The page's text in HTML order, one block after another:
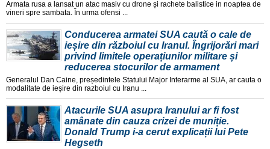
Armata rusa a lansat un atac masiv cu drone și rachete balistice in noaptea de
vineri spre sambata. În urma ofensi ...
Conducerea armatei SUA caută o cale de
ieșire din războiul cu Iranul. Îngrijorări mari
privind limitele operațiunilor militare și
reducerea stocurilor de armament
Generalul Dan Caine, președintele Statului Major Interarme al SUA, ar cauta o
modalitate de ieșire din razboiul cu Iranu ...
Atacurile SUA asupra Iranului ar fi fost
amânate din cauza crizei de muniție.
Donald Trump i-a cerut explicații lui Pete
Hegseth